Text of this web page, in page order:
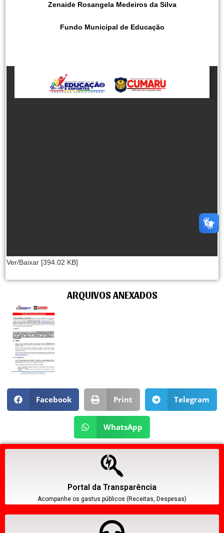
Zenaide Rosangela Medeiros da Silva
Fundo Municipal de Educação
Ver/Baixar [394.02 KB]
ARQUIVOS ANEXADOS
Facebook Print Telegram
WhatsApp
Portal da Transparência
Acompanhe os gastus públicos (Receitas, Despesas)